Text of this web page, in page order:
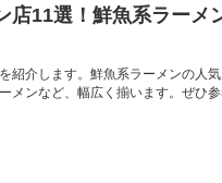
店11選！鮮魚系ラーメ
紹介します。鮮魚系ラーメンの人
メンなど、幅広く揃います。ぜひ参